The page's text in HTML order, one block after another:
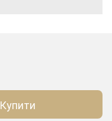
Купити